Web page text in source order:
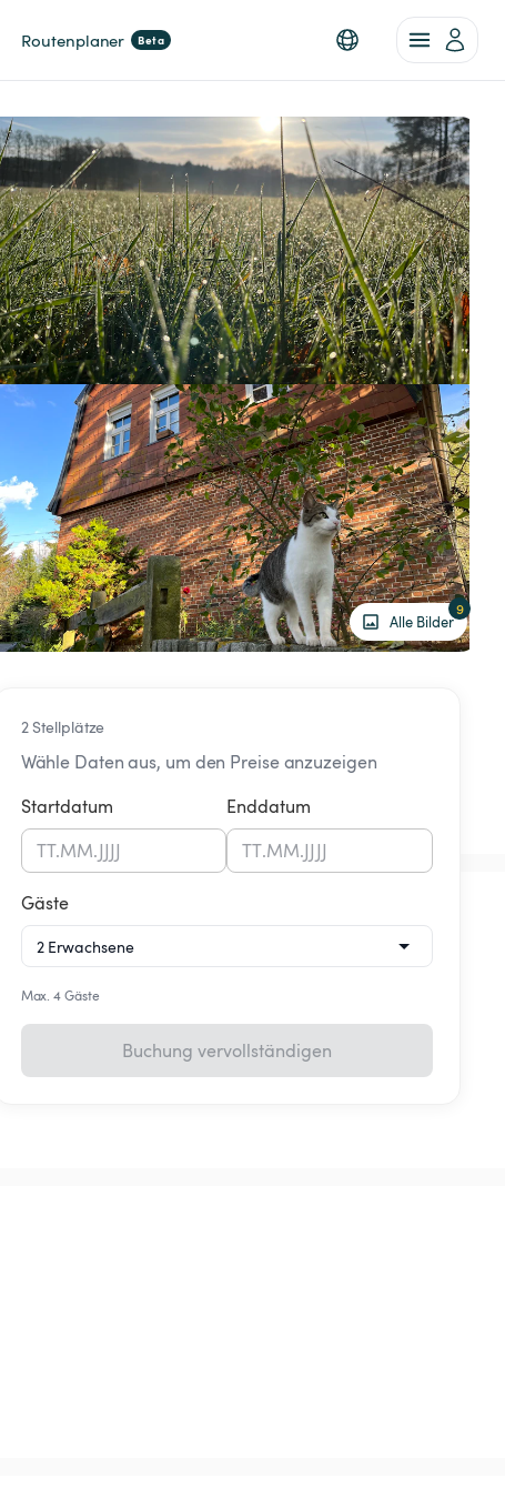
Routenplaner Beta
Alle Bilder
9
2 Stellplätze
Wähle Daten aus, um den Preise anzuzeigen
Startdatum
TT.MM.JJJJ
Enddatum
TT.MM.JJJJ
Gäste
Max. 4 Gäste
Buchung vervollständigen